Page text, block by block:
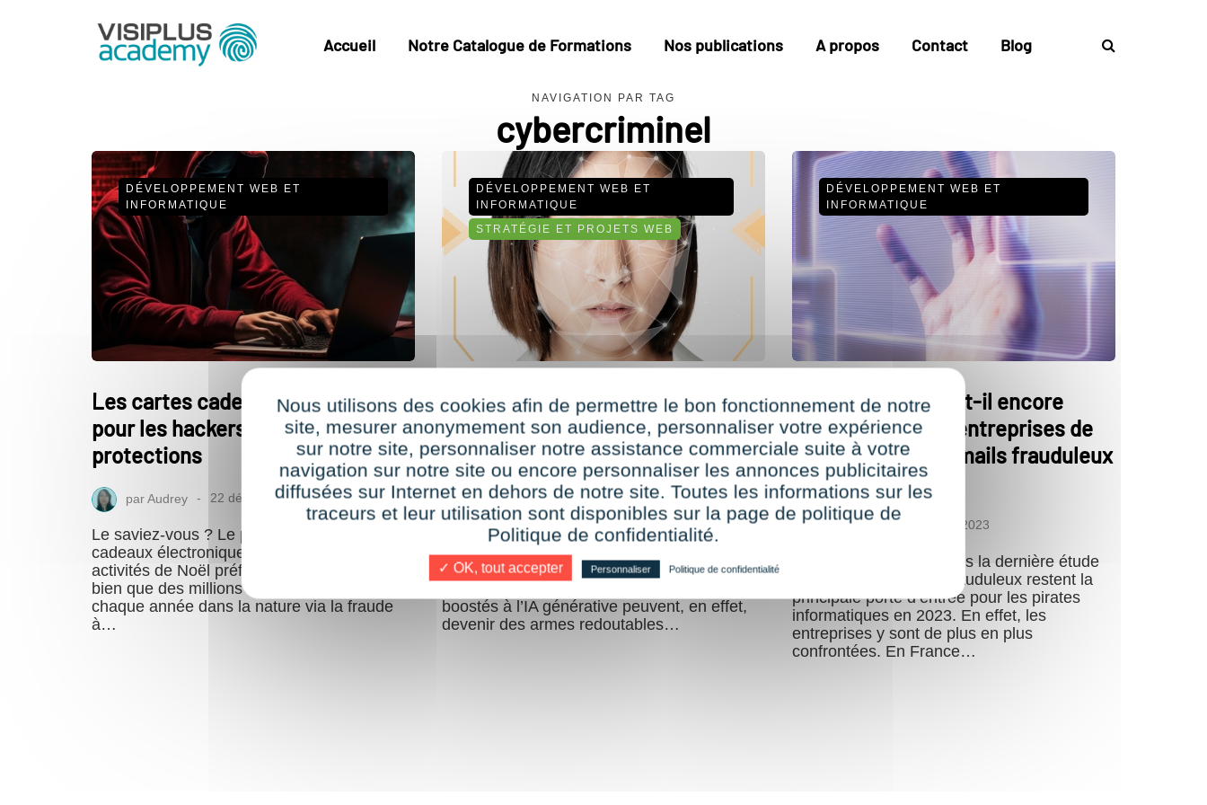
Accueil Notre Catalogue de Formations Nos publications A propos Contact Blog
NAVIGATION PAR TAG
cybercriminel
DÉVELOPPEMENT WEB ET
INFORMATIQUE
Les cartes cadeaux, un cadeau…
pour les hackers ? Risques et
protections
parAudrey 22 décembre 2025
Le saviez-vous ? Le piratage des cartes
cadeaux électroniques fait partie des
activités de Noël préférées des hackers ! Si
bien que des millions d’euros s’évanouissent
chaque année dans la nature via la fraude
à…
DÉVELOPPEMENT WEB ET
INFORMATIQUE
STRATÉGIE ET PROJETS WEB
Fraude numérique : comment les
deepfakes menacent les
entreprises françaises
parAudrey 15 juillet 2025
Avec la montée en puissance de l’IA, les
entreprises françaises sont de plus en plus
souvent confrontées aux deepfakes.
boostés à l’IA générative peuvent, en effet,
devenir des armes redoutables…
DÉVELOPPEMENT WEB ET
INFORMATIQUE
Cybersécurité : est-il encore
possible pour les entreprises de
se protéger des emails frauduleux
?
parAudrey 15 mars 2023
Le saviez-vous ? D’après la dernière étude
Mimecast, les emails frauduleux restent la
principale porte d’entrée pour les pirates
informatiques en 2023. En effet, les
entreprises y sont de plus en plus
confrontées. En France…
Nous utilisons des cookies afin de permettre le bon fonctionnement de notre
site, mesurer anonymement son audience, personnaliser votre expérience
sur notre site, personnaliser notre assistance commerciale suite à votre
navigation sur notre site ou encore personnaliser les annonces publicitaires
diffusées sur Internet en dehors de notre site. Toutes les informations sur les
traceurs et leur utilisation sont disponibles sur la page de politique de
Politique de confidentialité.
✓ OK, tout accepter Personnaliser Politique de confidentialité